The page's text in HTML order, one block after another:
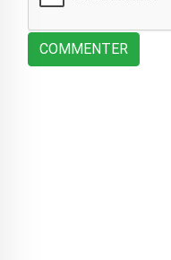
COMMENTER